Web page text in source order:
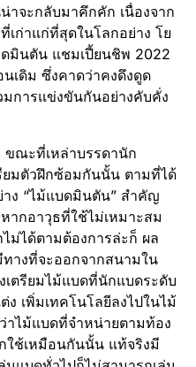
าจะกลับมาคึกคัก เนื่องจาก
ก่าแก่ที่สุดในโลกอย่าง โย
มินตัน แชมเปี้ยนชิพ 2022
เดิม ซึ่งคาดว่าคงดึงดูด
การแข่งขันกันอย่างคับคั่ง
ขณะที่เหล่าบรรดานัก
ยมตัวฝึกซ้อมกันนั้น ตามที่ได้
ง “ไม้แบดมินตัน” สำคัญ
ากอาวุธที่ใช้ไม่เหมาะสม
ม่ได้ตามต้องการล่ะก็ ผล
างที่จะออกจากสนามใน
เตรียมไม้แบดที่นักแบดระดับ
ง เพิ่มเทคโนโลยีลงไปในไม้
าไม้แบดที่จำหน่ายตามท้อง
ใช้เหมือนกันนั้น แท้จริงมี